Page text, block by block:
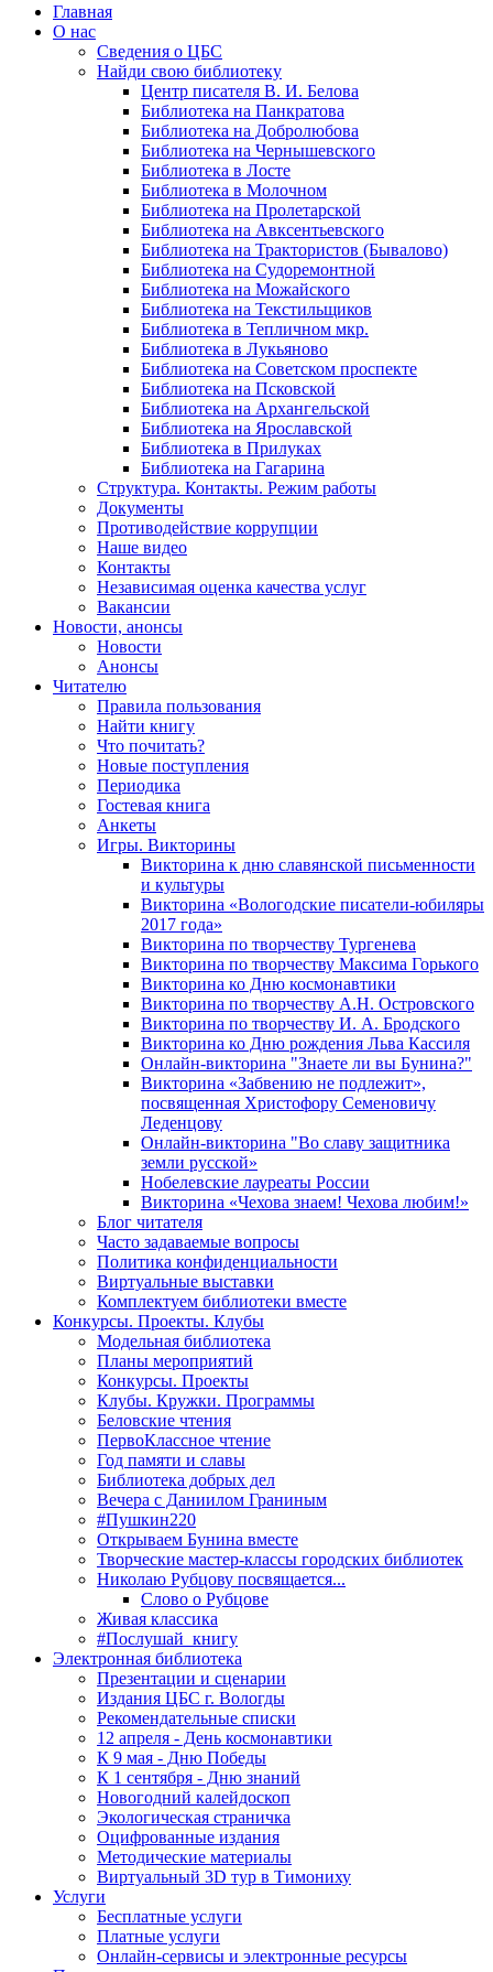
Главная
О нас
Сведения о ЦБС
Найди свою библиотеку
Центр писателя В. И. Белова
Библиотека на Панкратова
Библиотека на Добролюбова
Библиотека на Чернышевского
Библиотека в Лосте
Библиотека в Молочном
Библиотека на Пролетарской
Библиотека на Авксентьевского
Библиотека на Трактористов (Бывалово)
Библиотека на Судоремонтной
Библиотека на Можайского
Библиотека на Текстильщиков
Библиотека в Тепличном мкр.
Библиотека в Лукьяново
Библиотека на Советском проспекте
Библиотека на Псковской
Библиотека на Архангельской
Библиотека на Ярославской
Библиотека в Прилуках
Библиотека на Гагарина
Структура. Контакты. Режим работы
Документы
Противодействие коррупции
Наше видео
Контакты
Независимая оценка качества услуг
Вакансии
Новости, анонсы
Новости
Анонсы
Читателю
Правила пользования
Найти книгу
Что почитать?
Новые поступления
Периодика
Гостевая книга
Анкеты
Игры. Викторины
Викторина к дню славянской письменности
и культуры
Викторина «Вологодские писатели-юбиляры
2017 года»
Викторина по творчеству Тургенева
Викторина по творчеству Максима Горького
Викторина ко Дню космонавтики
Викторина по творчеству А.Н. Островского
Викторина по творчеству И. А. Бродского
Викторина ко Дню рождения Льва Кассиля
Онлайн-викторина "Знаете ли вы Бунина?"
Викторина «Забвению не подлежит»,
посвященная Христофору Семеновичу
Леденцову
Онлайн-викторина "Во славу защитника
земли русской»
Нобелевские лауреаты России
Викторина «Чехова знаем! Чехова любим!»
Блог читателя
Часто задаваемые вопросы
Политика конфиденциальности
Виртуальные выставки
Комплектуем библиотеки вместе
Конкурсы. Проекты. Клубы
Модельная библиотека
Планы мероприятий
Конкурсы. Проекты
Клубы. Кружки. Программы
Беловские чтения
ПервоКлассное чтение
Год памяти и славы
Библиотека добрых дел
Вечера с Даниилом Граниным
#Пушкин220
Открываем Бунина вместе
Творческие мастер-классы городских библиотек
Николаю Рубцову посвящается...
Слово о Рубцове
Живая классика
#Послушай_книгу
Электронная библиотека
Презентации и сценарии
Издания ЦБС г. Вологды
Рекомендательные списки
12 апреля - День космонавтики
К 9 мая - Дню Победы
К 1 сентября - Дню знаний
Новогодний калейдоскоп
Экологическая страничка
Оцифрованные издания
Методические материалы
Виртуальный 3D тур в Тимониху
Услуги
Бесплатные услуги
Платные услуги
Онлайн-сервисы и электронные ресурсы